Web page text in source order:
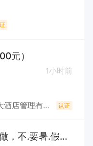
元）
1小时前
希尔顿欢朋酒店（永城市森松大酒店管理有限公司） 认证
做饭大姐（可兼.职，在家做，不.要暑.假工）